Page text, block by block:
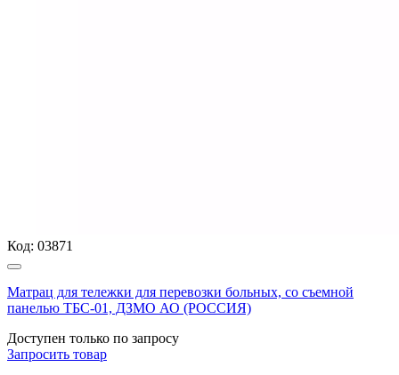
Код: 03871
Матрац для тележки для перевозки больных, со съемной
панелью ТБС-01, ДЗМО АО (РОССИЯ)
Доступен только по запросу
Запросить товар